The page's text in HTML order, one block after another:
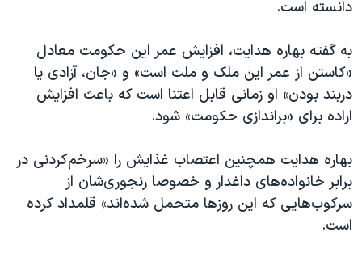
دانسته است.
به گفته بهاره هدایت، افزایش عمر این حکومت معادل
«کاستن از عمر این ملک و ملت است» و «جان، آزادی یا
دربند بودن» او زمانی قابل اعتنا است که باعث افزایش
اراده برای «براندازی حکومت» شود.
بهاره هدایت همچنین اعتصاب غذایش را «سرخم‌کردنی در
برابر خانواده‌های داغدار و خصوصا رنجوری‌شان از
سرکوب‌هایی که این روزها متحمل شده‌اند» قلمداد کرده
است.